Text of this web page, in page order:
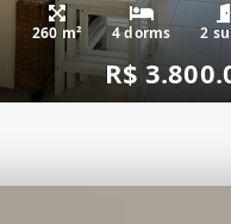
260 m² 4 dorms 2
R$